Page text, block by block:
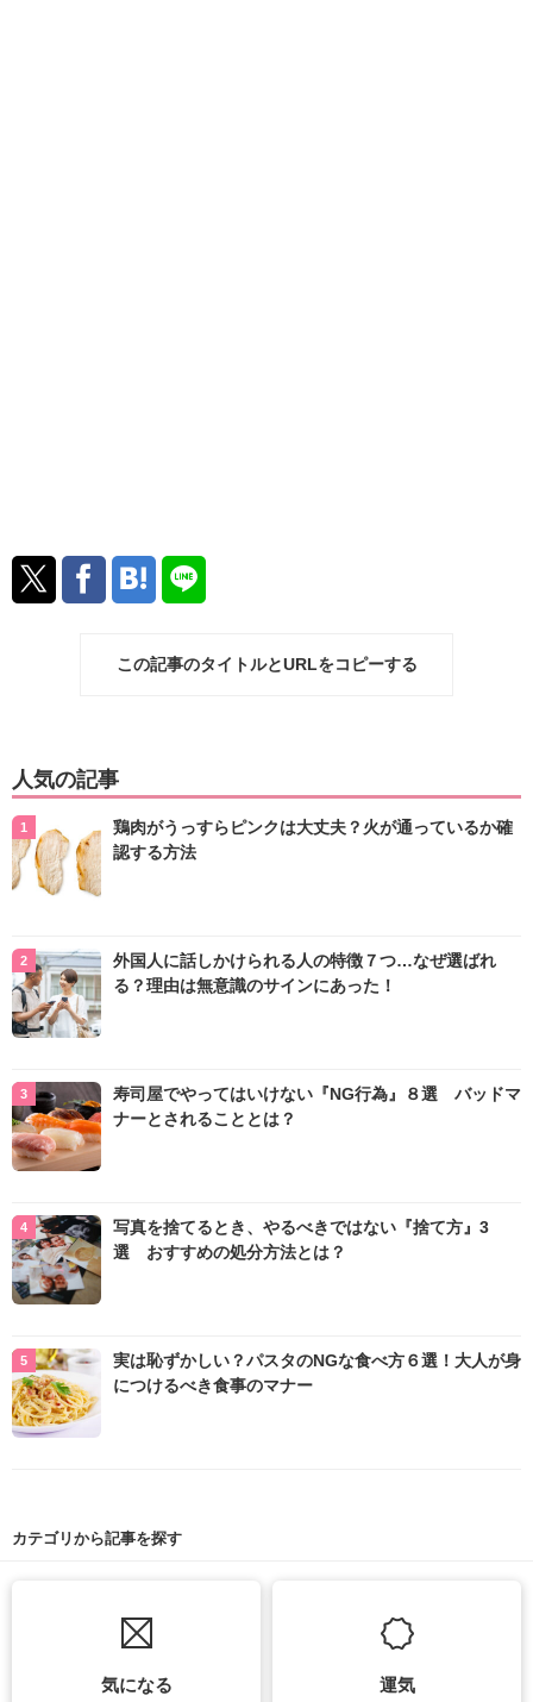
この記事のタイトルとURLをコピーする
人気の記事
鶏肉がうっすらピンクは大丈夫？火が通っているか確
認する方法
外国人に話しかけられる人の特徴７つ…なぜ選ばれ
る？理由は無意識のサインにあった！
寿司屋でやってはいけない『NG行為』８選 バッドマ
ナーとされることとは？
写真を捨てるとき、やるべきではない『捨て方』3
選 おすすめの処分方法とは？
実は恥ずかしい？パスタのNGな食べ方６選！大人が身
につけるべき食事のマナー
カテゴリから記事を探す
気になる 運気